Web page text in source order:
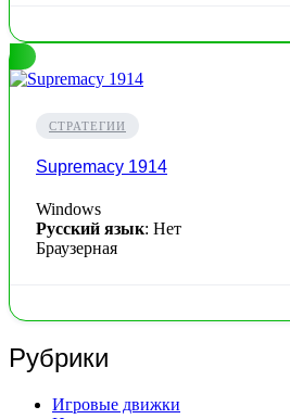
СТРАТЕГИИ
Supremacy 1914
Windows
Русский язык: Нет
Браузерная
Рубрики
Игровые движки